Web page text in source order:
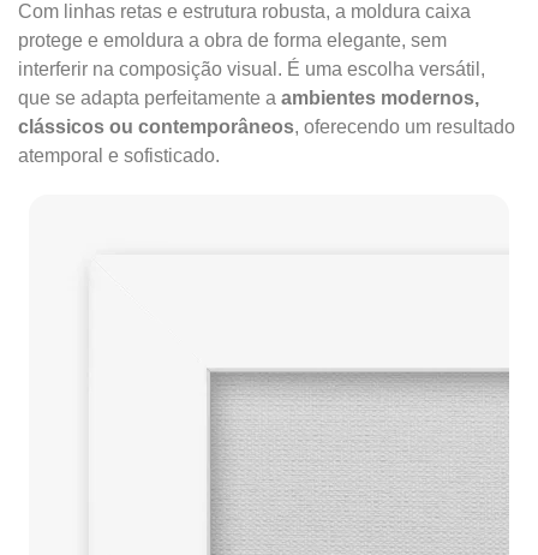
Com linhas retas e estrutura robusta, a moldura caixa
protege e emoldura a obra de forma elegante, sem
interferir na composição visual. É uma escolha versátil,
que se adapta perfeitamente a ambientes modernos,
clássicos ou contemporâneos, oferecendo um resultado
atemporal e sofisticado.